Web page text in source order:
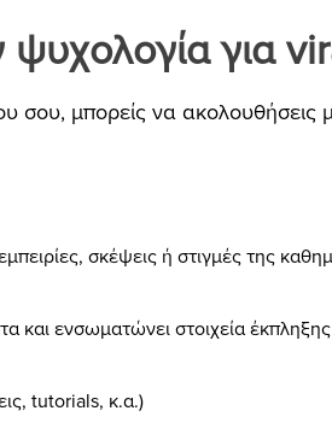
ψυχολογία για
σου, μπορείς να ακολουθήσεις
σκέψεις ή στιγμές της
και ενσωματώνει στοιχεία
tutorials, κ.α.)